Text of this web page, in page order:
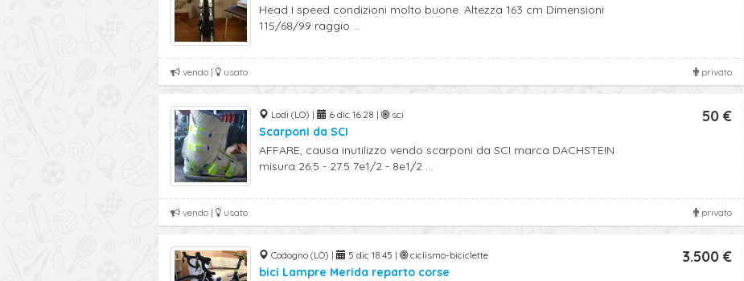
Head I speed condizioni molto buone. Altezza 163 cm Dimensioni
115/68/99 raggio ...
privato
vendo | usato
Lodi (LO) | 6 dic 16:28 | sci
Scarponi da SCI
AFFARE, causa inutilizzo vendo scarponi da SCI marca DACHSTEIN
misura 26.5 - 27.5 7e1/2 - 8e1/2 ...
50 €
privato
vendo | usato
Codogno (LO) | 5 dic 18:45 | ciclismo-biciclette
bici Lampre Merida reparto corse
3.500 €